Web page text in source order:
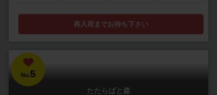
再入荷までお待ち下さい
No.5
たたらばと森